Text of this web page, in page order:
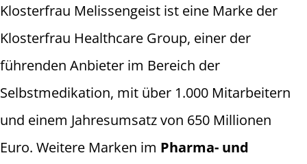
Klosterfrau Melissengeist ist eine Marke der
Klosterfrau Healthcare Group, einer der
führenden Anbieter im Bereich der
Selbstmedikation, mit über 1.000 Mitarbeitern
und einem Jahresumsatz von 650 Millionen
Euro. Weitere Marken im Pharma- und